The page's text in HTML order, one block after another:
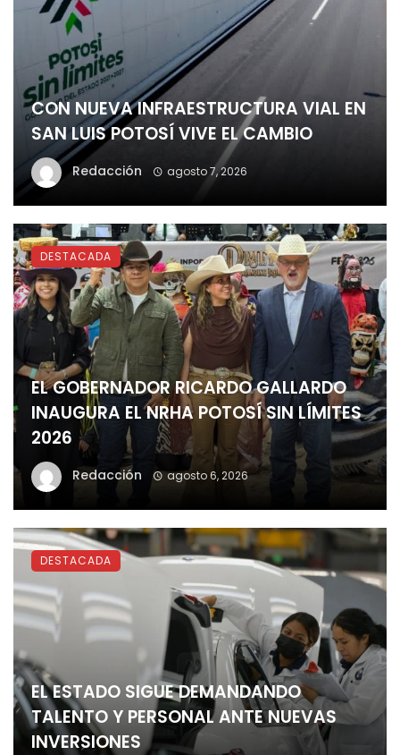
CON NUEVA INFRAESTRUCTURA VIAL EN
SAN LUIS POTOSÍ VIVE EL CAMBIO
Redacción agosto 7, 2026
EL GOBERNADOR RICARDO GALLARDO
INAUGURA EL NRHA POTOSÍ SIN LÍMITES
2026
Redacción agosto 6, 2026
DESTACADA
EL ESTADO SIGUE DEMANDANDO
TALENTO Y PERSONAL ANTE NUEVAS
INVERSIONES
DESTACADA